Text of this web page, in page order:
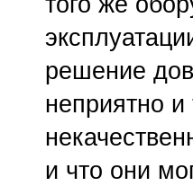
решение
неприятно и
и что они